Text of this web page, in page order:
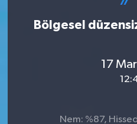
Bölgesel
17
Nem: %87,